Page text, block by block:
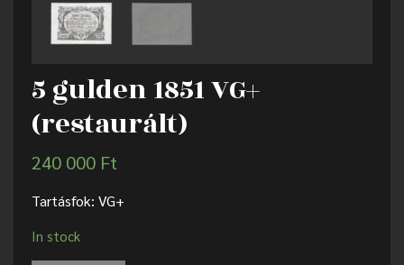
5 gulden 1851 VG+
(restaurált)
240 000 Ft
Tartásfok: VG+
In stock